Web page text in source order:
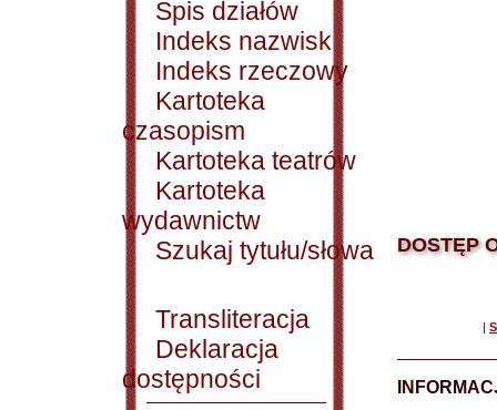
Spis działów
Indeks nazwisk
Indeks rzeczowy
Kartoteka
czasopism
Kartoteka teatrów
Kartoteka
wydawnictw
Szukaj tytułu/słowa
Transliteracja
Deklaracja
dostępności
DOSTĘP
|